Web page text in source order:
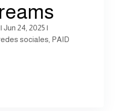
|Jun 24, 2025 |
sociales PAID